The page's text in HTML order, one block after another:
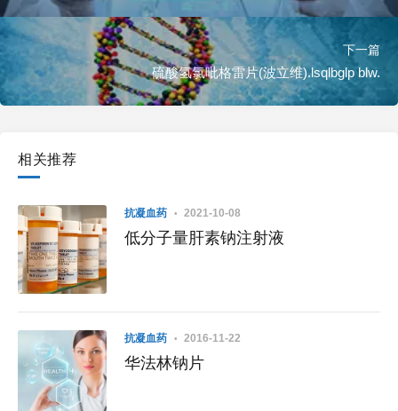
下一篇
硫酸氢氯吡格雷片(波立维).lsqlbglp blw.
相关推荐
抗凝血药 2021-10-08
低分子量肝素钠注射液
抗凝血药 2016-11-22
华法林钠片